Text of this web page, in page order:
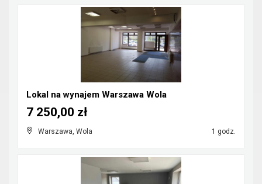
Lokal na wynajem Warszawa Wola
Warszawa, Wola 1 godz.
7 250,00 zł